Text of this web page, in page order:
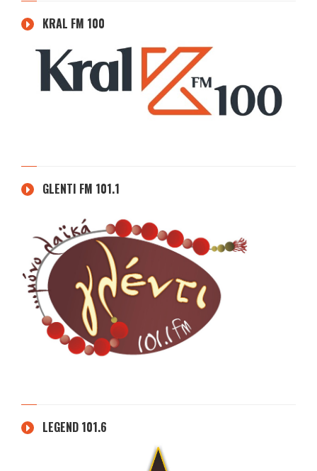
KRAL FM 100
GLENTI FM 101.1
LEGEND 101.6